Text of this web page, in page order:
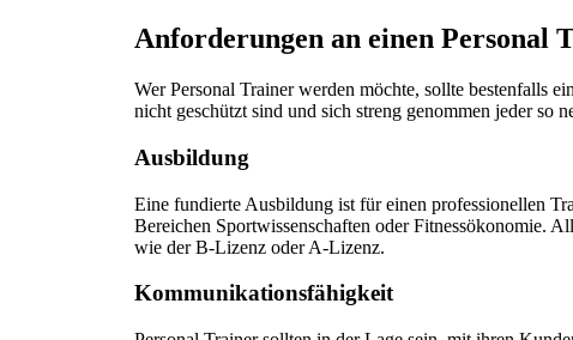
Anforderungen an einen Personal
Wer Personal Trainer werden möchte, sollte bestenfalls
nicht geschützt sind und sich streng genommen jeder so
Ausbildung
Eine fundierte Ausbildung ist für einen professionellen
Bereichen Sportwissenschaften oder Fitnessökonomie.
wie der B-Lizenz oder A-Lizenz.
Kommunikationsfähigkeit